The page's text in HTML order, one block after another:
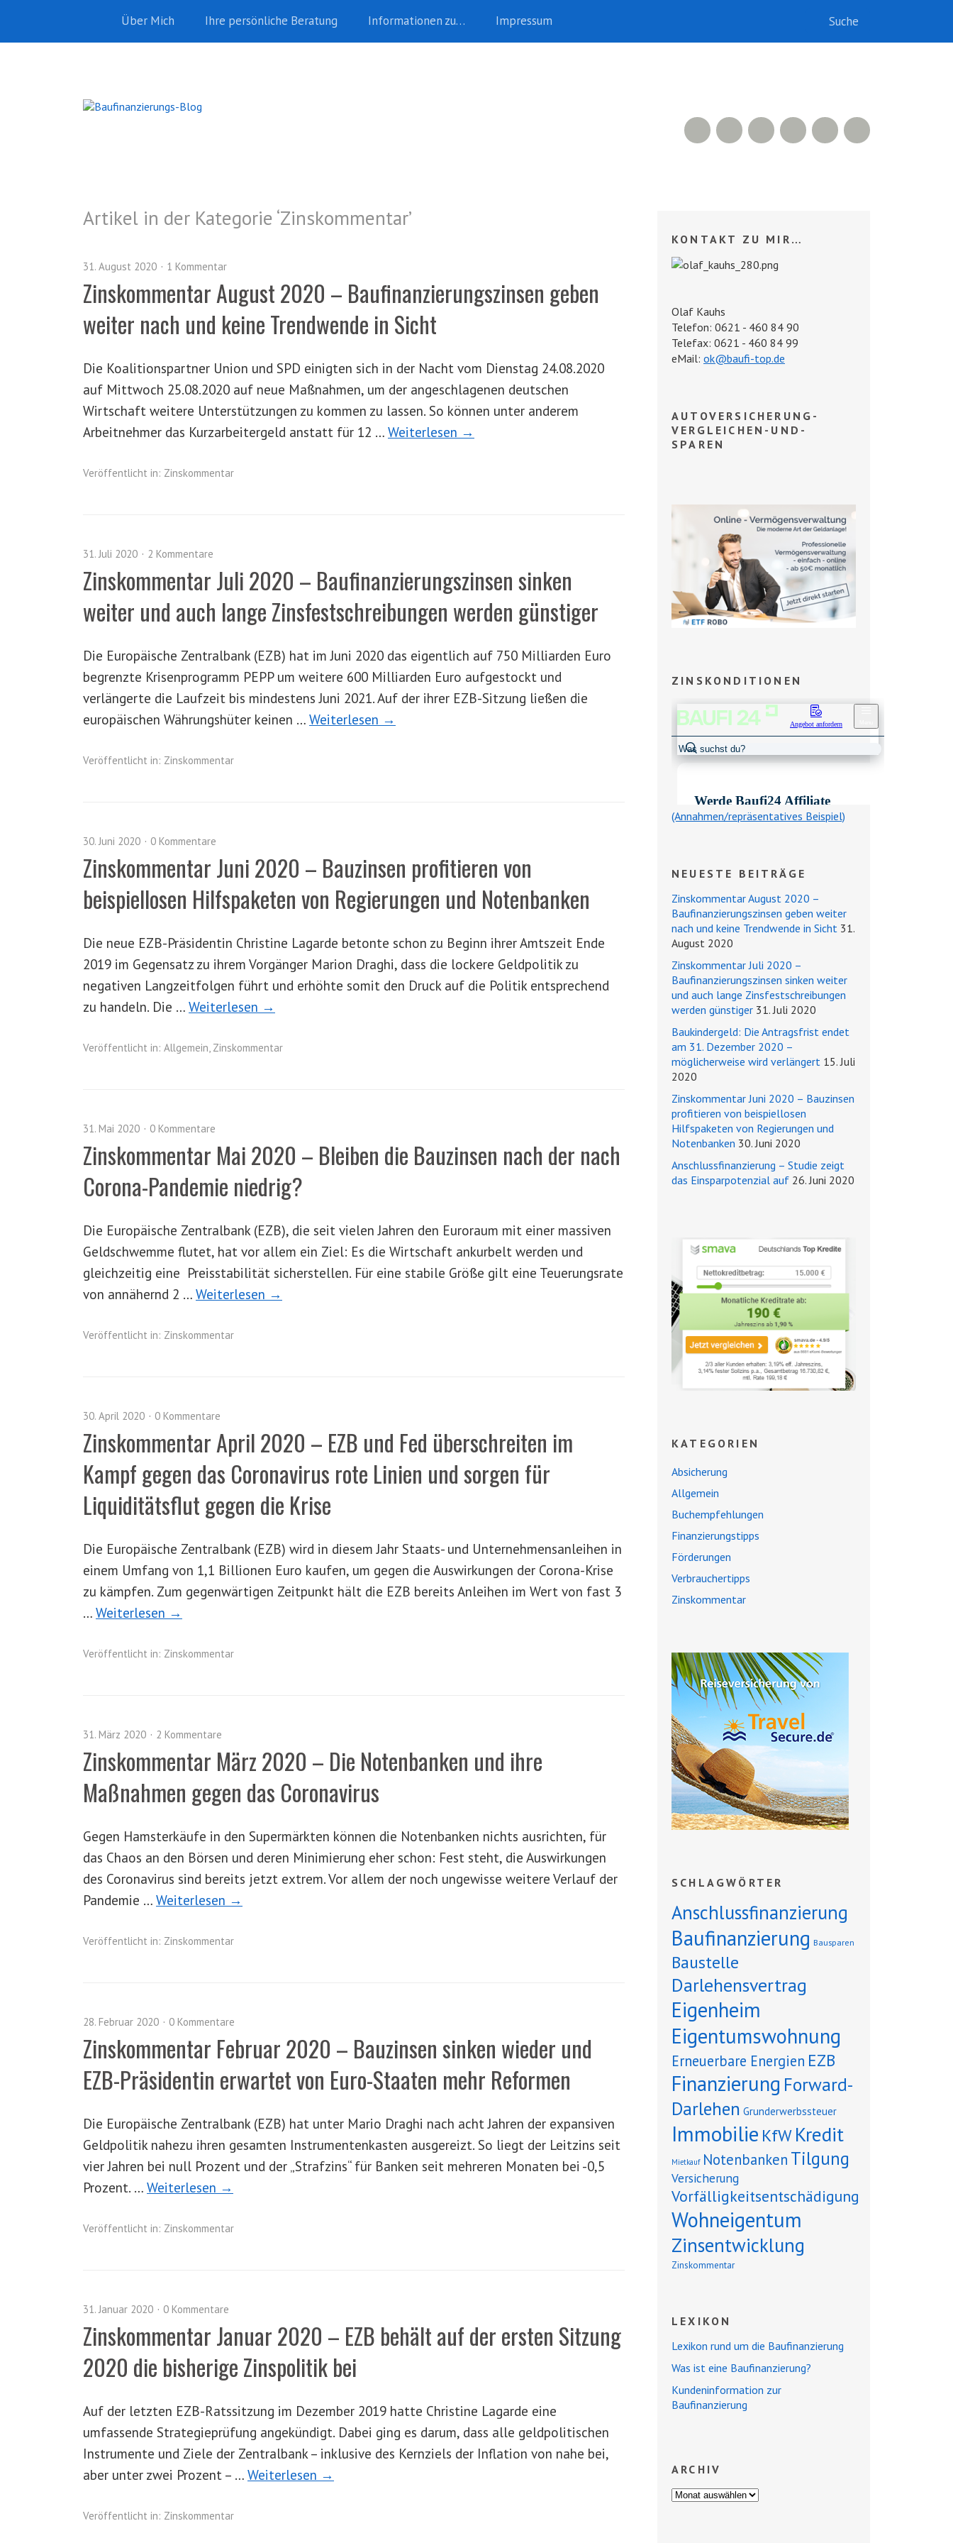
Über Mich Ihre persönliche Beratung Informationen zu… Impressum
Facebook
500px
LinkedIn
Xing
RSS Feed
Artikel in der Kategorie ‘Zinskommentar’
31. August 2020 1 Kommentar
Zinskommentar August 2020 – Baufinanzierungszinsen geben
weiter nach und keine Trendwende in Sicht
Die Koalitionspartner Union und SPD einigten sich in der Nacht vom Dienstag 24.08.2020
auf Mittwoch 25.08.2020 auf neue Maßnahmen, um der angeschlagenen deutschen
Wirtschaft weitere Unterstützungen zu kommen zu lassen. So können unter anderem
Arbeitnehmer das Kurzarbeitergeld anstatt für 12 … Weiterlesen →
Veröffentlicht in: Zinskommentar
31. Juli 2020 2 Kommentare
Zinskommentar Juli 2020 – Baufinanzierungszinsen sinken
weiter und auch lange Zinsfestschreibungen werden günstiger
Die Europäische Zentralbank (EZB) hat im Juni 2020 das eigentlich auf 750 Milliarden Euro
begrenzte Krisenprogramm PEPP um weitere 600 Milliarden Euro aufgestockt und
verlängerte die Laufzeit bis mindestens Juni 2021. Auf der ihrer EZB-Sitzung ließen die
europäischen Währungshüter keinen … Weiterlesen →
Veröffentlicht in: Zinskommentar
30. Juni 2020 0 Kommentare
Zinskommentar Juni 2020 – Bauzinsen profitieren von
beispiellosen Hilfspaketen von Regierungen und Notenbanken
Die neue EZB-Präsidentin Christine Lagarde betonte schon zu Beginn ihrer Amtszeit Ende
2019 im Gegensatz zu ihrem Vorgänger Marion Draghi, dass die lockere Geldpolitik zu
negativen Langzeitfolgen führt und erhöhte somit den Druck auf die Politik entsprechend
zu handeln. Die … Weiterlesen →
Veröffentlicht in: Allgemein, Zinskommentar
31. Mai 2020 0 Kommentare
Zinskommentar Mai 2020 – Bleiben die Bauzinsen nach der nach
Corona-Pandemie niedrig?
Die Europäische Zentralbank (EZB), die seit vielen Jahren den Euroraum mit einer massiven
Geldschwemme flutet, hat vor allem ein Ziel: Es die Wirtschaft ankurbelt werden und
gleichzeitig eine Preisstabilität sicherstellen. Für eine stabile Größe gilt eine Teuerungsrate
von annähernd 2 … Weiterlesen →
Veröffentlicht in: Zinskommentar
30. April 2020 0 Kommentare
Zinskommentar April 2020 – EZB und Fed überschreiten im
Kampf gegen das Coronavirus rote Linien und sorgen für
Liquiditätsflut gegen die Krise
Die Europäische Zentralbank (EZB) wird in diesem Jahr Staats- und Unternehmensanleihen in
einem Umfang von 1,1 Billionen Euro kaufen, um gegen die Auswirkungen der Corona-Krise
zu kämpfen. Zum gegenwärtigen Zeitpunkt hält die EZB bereits Anleihen im Wert von fast 3
… Weiterlesen →
Veröffentlicht in: Zinskommentar
31. März 2020 2 Kommentare
Zinskommentar März 2020 – Die Notenbanken und ihre
Maßnahmen gegen das Coronavirus
Gegen Hamsterkäufe in den Supermärkten können die Notenbanken nichts ausrichten, für
das Chaos an den Börsen und deren Minimierung eher schon: Fest steht, die Auswirkungen
des Coronavirus sind bereits jetzt extrem. Vor allem der noch ungewisse weitere Verlauf der
Pandemie … Weiterlesen →
Veröffentlicht in: Zinskommentar
28. Februar 2020 0 Kommentare
Zinskommentar Februar 2020 – Bauzinsen sinken wieder und
EZB-Präsidentin erwartet von Euro-Staaten mehr Reformen
Die Europäische Zentralbank (EZB) hat unter Mario Draghi nach acht Jahren der expansiven
Geldpolitik nahezu ihren gesamten Instrumentenkasten ausgereizt. So liegt der Leitzins seit
vier Jahren bei null Prozent und der „Strafzins“ für Banken seit mehreren Monaten bei -0,5
Prozent. … Weiterlesen →
Veröffentlicht in: Zinskommentar
31. Januar 2020 0 Kommentare
Zinskommentar Januar 2020 – EZB behält auf der ersten Sitzung
2020 die bisherige Zinspolitik bei
Auf der letzten EZB-Ratssitzung im Dezember 2019 hatte Christine Lagarde eine
umfassende Strategieprüfung angekündigt. Dabei ging es darum, dass alle geldpolitischen
Instrumente und Ziele der Zentralbank – inklusive des Kernziels der Inflation von nahe bei,
aber unter zwei Prozent – … Weiterlesen →
Veröffentlicht in: Zinskommentar
KONTAKT ZU MIR…
Olaf Kauhs
Telefon: 0621 - 460 84 90
Telefax: 0621 - 460 84 99
eMail: ok@baufi-top.de
AUTOVERSICHERUNG-
VERGLEICHEN-UND-
SPAREN
ZINSKONDITIONEN
(Annahmen/repräsentatives Beispiel)
NEUESTE BEITRÄGE
Zinskommentar August 2020 –
Baufinanzierungszinsen geben weiter
nach und keine Trendwende in Sicht 31.
August 2020
Zinskommentar Juli 2020 –
Baufinanzierungszinsen sinken weiter
und auch lange Zinsfestschreibungen
werden günstiger 31. Juli 2020
Baukindergeld: Die Antragsfrist endet
am 31. Dezember 2020 –
möglicherweise wird verlängert 15. Juli
2020
Zinskommentar Juni 2020 – Bauzinsen
profitieren von beispiellosen
Hilfspaketen von Regierungen und
Notenbanken 30. Juni 2020
Anschlussfinanzierung – Studie zeigt
das Einsparpotenzial auf 26. Juni 2020
KATEGORIEN
Absicherung
Allgemein
Buchempfehlungen
Finanzierungstipps
Förderungen
Verbrauchertipps
Zinskommentar
SCHLAGWÖRTER
Anschlussfinanzierung
Baufinanzierung Bausparen
Baustelle
Darlehensvertrag
Eigenheim
Eigentumswohnung
Erneuerbare Energien EZB
Finanzierung Forward-
Darlehen Grunderwerbssteuer
Immobilie KfWKredit
Mietkauf Notenbanken Tilgung
Versicherung
Vorfälligkeitsentschädigung
Wohneigentum
Zinsentwicklung
Zinskommentar
LEXIKON
Lexikon rund um die Baufinanzierung
Was ist eine Baufinanzierung?
Kundeninformation zur
Baufinanzierung
ARCHIV